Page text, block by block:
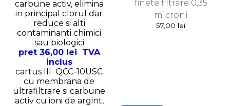
carbune activ, elimina
in principal clorul dar
reduce si alti
contaminanti chimici
sau biologici
pret 36,00 lei TVA
inclus
cartus III QCC-10USC
cu membrana de
ultrafiltrare si carbune
activ cu ioni de argint,
finete filtrare 0,35
microni
57,00 lei